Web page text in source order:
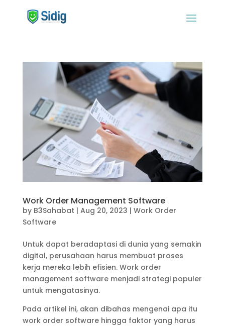
Work Order Management Software
by B3Sahabat | Aug 20, 2023 | Work Order
Software
Untuk dapat beradaptasi di dunia yang semakin
digital, perusahaan harus membuat proses
kerja mereka lebih efisien. Work order
management software menjadi strategi populer
untuk mengatasinya.
Pada artikel ini, akan dibahas mengenai apa itu
work order software hingga faktor yang harus